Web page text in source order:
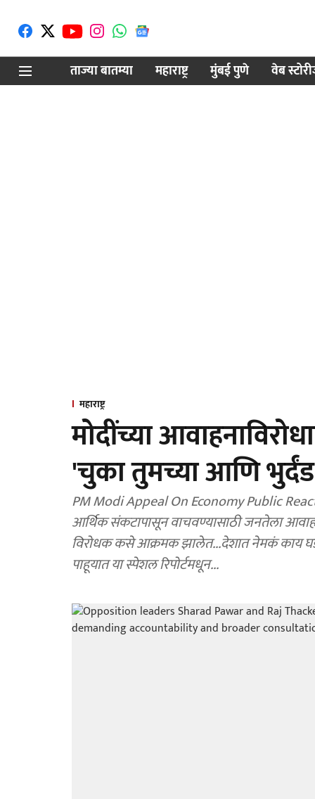
ताज्या बातम्या
महाराष्ट्र मुंबई पुणे वेब
महाराष्ट्र
मोदींच्या
'चुका तुमच्या आणि
PM Modi Appeal On Economy Public
आर्थिक संकटापासून वाचवण्यासाठी जनतेला
विरोधक कसे आक्रमक झालेत...देशात नेमकं काय घडतयं? सर्वपक्षीय बैठकीची मागणी का जोर धरू लागलीय?
पाहूयात या स्पेशल रिपोर्टमधून...